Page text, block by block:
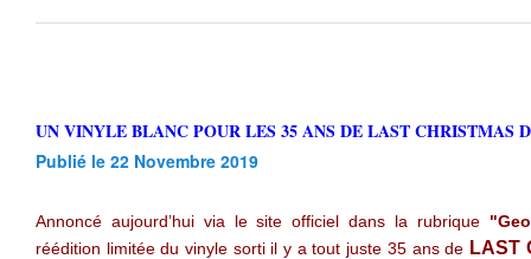
UN VINYLE BLANC POUR LES 35 ANS DE LAST CHRISTMAS
Publié le 22 Novembre 2019
Annoncé aujourd’hui via le site officiel dans la rubrique
réédition limitée du vinyle sorti il y a tout juste 35 ans de LAST